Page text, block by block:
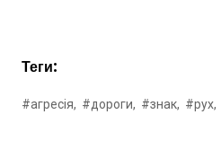
Теги:
#агресія, #дороги, #знак, #рух,